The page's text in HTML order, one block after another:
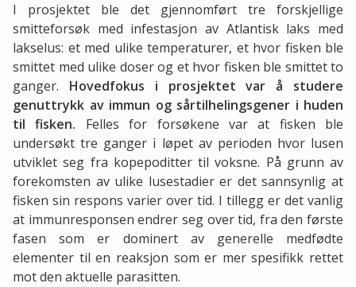
I prosjektet ble det gjennomført tre forskjellige
smitteforsøk med infestasjon av Atlantisk laks med
lakselus: et med ulike temperaturer, et hvor fisken ble
smittet med ulike doser og et hvor fisken ble smittet to
ganger. Hovedfokus i prosjektet var å studere
genuttrykk av immun og sårtilhelingsgener i huden
til fisken. Felles for forsøkene var at fisken ble
undersøkt tre ganger i løpet av perioden hvor lusen
utviklet seg fra kopepoditter til voksne. På grunn av
forekomsten av ulike lusestadier er det sannsynlig at
fisken sin respons varier over tid. I tillegg er det vanlig
at immunresponsen endrer seg over tid, fra den første
fasen som er dominert av generelle medfødte
elementer til en reaksjon som er mer spesifikk rettet
mot den aktuelle parasitten.